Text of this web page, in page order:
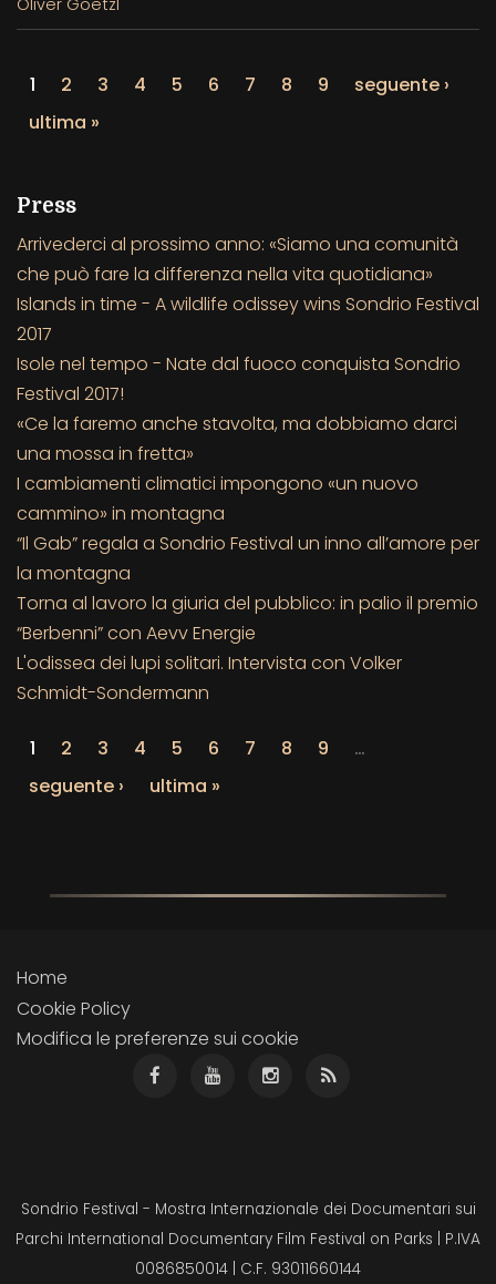
Oliver Goetzl
1 2 3 4 5 6 7 8 9
seguente ›
ultima »
Press
Arrivederci al prossimo anno: «Siamo una comunità
che può fare la differenza nella vita quotidiana»
Islands in time - A wildlife odissey wins Sondrio Festival
2017
Isole nel tempo - Nate dal fuoco conquista Sondrio
Festival 2017!
«Ce la faremo anche stavolta, ma dobbiamo darci
una mossa in fretta»
I cambiamenti climatici impongono «un nuovo
cammino» in montagna
“Il Gab” regala a Sondrio Festival un inno all’amore per
la montagna
Torna al lavoro la giuria del pubblico: in palio il premio
“Berbenni” con Aevv Energie
L'odissea dei lupi solitari. Intervista con Volker
Schmidt-Sondermann
1 2 3 4 5 6 7 8 9
…
seguente ›
ultima »
Home
Cookie Policy
Modifica le preferenze sui cookie
Sondrio Festival - Mostra Internazionale dei Documentari sui
Parchi International Documentary Film Festival on Parks | P.IVA
0086850014 | C.F. 93011660144